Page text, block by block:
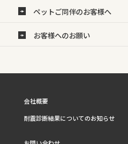
ペットご同伴のお客様へ
お客様へのお願い
会社概要
耐震診断結果についてのお知らせ